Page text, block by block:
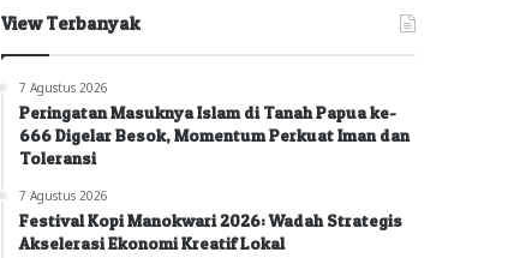
View Terbanyak
7 Agustus 2026
Peringatan Masuknya Islam di Tanah Papua ke-
666 Digelar Besok, Momentum Perkuat Iman dan
Toleransi
7 Agustus 2026
Festival Kopi Manokwari 2026: Wadah Strategis
Akselerasi Ekonomi Kreatif Lokal